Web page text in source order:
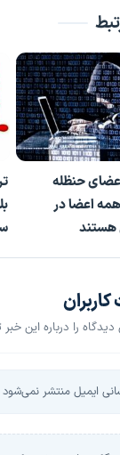
حنظله
اعضا در
هستند
را درباره این
ایمیل منتشر نمی‌شود